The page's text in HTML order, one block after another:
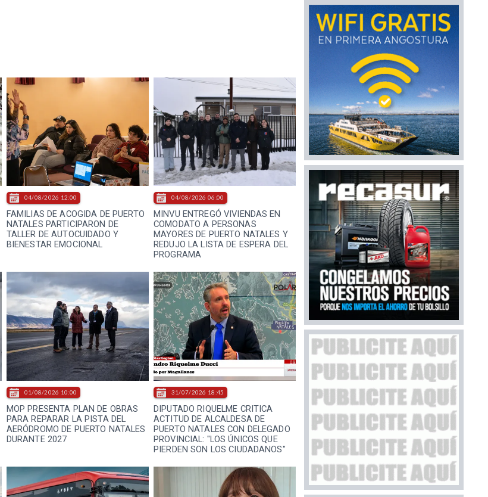
FAMILIAS DE ACOGIDA DE PUERTO
NATALES PARTICIPARON DE
TALLER DE AUTOCUIDADO Y
BIENESTAR EMOCIONAL
04/08/2026 12:00
MINVU ENTREGÓ VIVIENDAS EN
COMODATO A PERSONAS
MAYORES DE PUERTO NATALES Y
REDUJO LA LISTA DE ESPERA DEL
PROGRAMA
04/08/2026 06:00
MOP PRESENTA PLAN DE OBRAS
PARA REPARAR LA PISTA DEL
AERÓDROMO DE PUERTO NATALES
DURANTE 2027
01/08/2026 10:00
DIPUTADO RIQUELME CRITICA
ACTITUD DE ALCALDESA DE
PUERTO NATALES CON DELEGADO
PROVINCIAL: "LOS ÚNICOS QUE
PIERDEN SON LOS CIUDADANOS"
31/07/2026 18:45